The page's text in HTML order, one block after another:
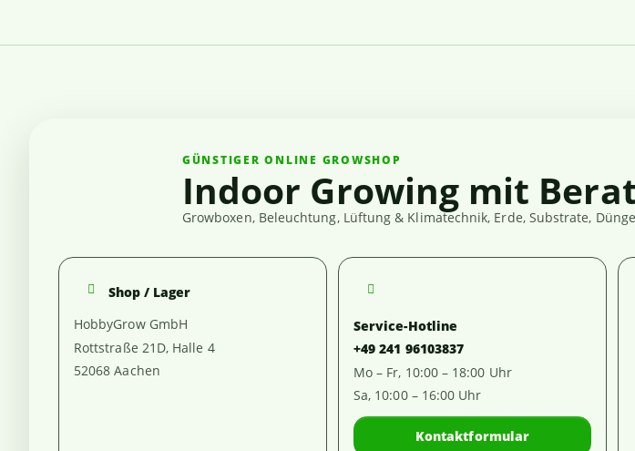
GÜNSTIGER ONLINE GROWSHOP
Indoor Growing mit
Growboxen, Beleuchtung, Lüftung & Klimatechnik, Erde, Substrate,
Shop / Lager
HobbyGrow GmbH
Rottstraße 21D, Halle 4
52068 Aachen
Service-Hotline
+49 241 96103837
Mo – Fr, 10:00 – 18:00 Uhr
Sa, 10:00 – 16:00 Uhr
Kontaktformular